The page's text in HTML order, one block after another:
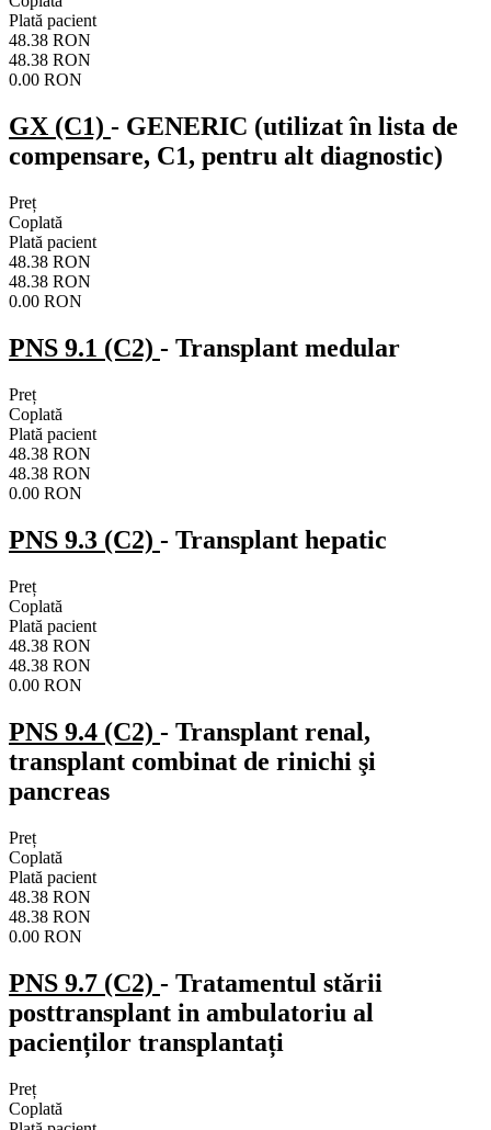
Plată pacient
48.38 RON
48.38 RON
0.00 RON
GX (C1) - GENERIC (utilizat în lista de
compensare, C1, pentru alt diagnostic)
Preț
Coplată
Plată pacient
48.38 RON
48.38 RON
0.00 RON
PNS 9.1 (C2) - Transplant medular
Preț
Coplată
Plată pacient
48.38 RON
48.38 RON
0.00 RON
PNS 9.3 (C2) - Transplant hepatic
Preț
Coplată
Plată pacient
48.38 RON
48.38 RON
0.00 RON
PNS 9.4 (C2) - Transplant renal,
transplant combinat de rinichi şi
pancreas
Preț
Coplată
Plată pacient
48.38 RON
48.38 RON
0.00 RON
PNS 9.7 (C2) - Tratamentul stării
posttransplant in ambulatoriu al
pacienților transplantați
Preț
Coplată